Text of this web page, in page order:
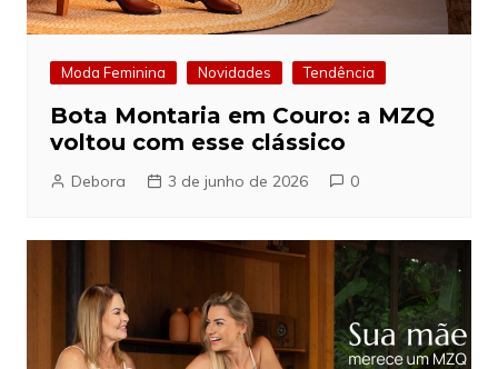
Moda Feminina Novidades Tendência
Bota Montaria em Couro: a MZQ
voltou com esse clássico
Debora 3 de junho de 2026 0